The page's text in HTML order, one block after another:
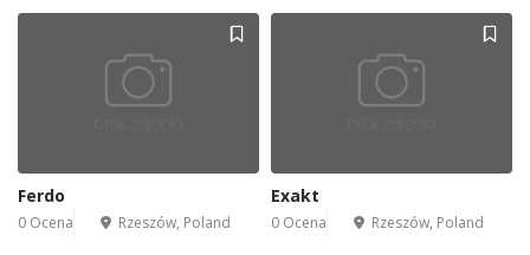
Ferdo
0 Ocena Rzeszów, Poland
Exakt
0 Ocena Rzeszów, Poland